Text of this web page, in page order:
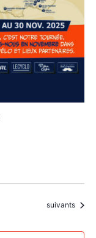
Évènements
suivants